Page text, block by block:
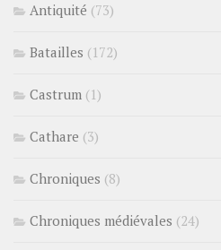
Antiquité (73)
Batailles (172)
Castrum (1)
Cathare (3)
Chroniques (8)
Chroniques médiévales (24)